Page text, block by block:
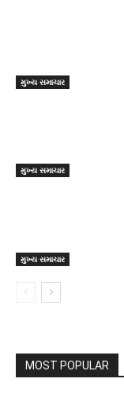
મુખ્ય સમાચાર
મુખ્ય સમાચાર
મુખ્ય સમાચાર
MOST POPULAR